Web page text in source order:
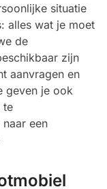
situatie
alles wat je moet
de
zijn
aanvragen en
geven je ook
te
een